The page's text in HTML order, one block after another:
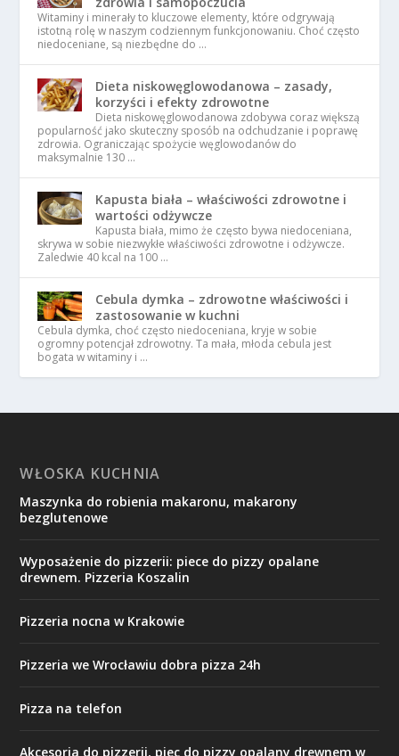
Witaminy i minerały to kluczowe elementy, które odgrywają
istotną rolę w naszym codziennym funkcjonowaniu. Choć często
niedoceniane, są niezbędne do …
Dieta niskowęglowodanowa – zasady,
korzyści i efekty zdrowotne
Dieta niskowęglowodanowa zdobywa coraz większą
popularność jako skuteczny sposób na odchudzanie i poprawę
zdrowia. Ograniczając spożycie węglowodanów do
maksymalnie 130 …
Kapusta biała – właściwości zdrowotne i
wartości odżywcze
Kapusta biała, mimo że często bywa niedoceniana,
skrywa w sobie niezwykłe właściwości zdrowotne i odżywcze.
Zaledwie 40 kcal na 100 …
Cebula dymka – zdrowotne właściwości i
zastosowanie w kuchni
Cebula dymka, choć często niedoceniana, kryje w sobie
ogromny potencjał zdrowotny. Ta mała, młoda cebula jest
bogata w witaminy i …
WŁOSKA KUCHNIA
Maszynka do robienia makaronu, makarony
bezglutenowe
Wyposażenie do pizzerii: piece do pizzy opalane
drewnem. Pizzeria Koszalin
Pizzeria nocna w Krakowie
Pizzeria we Wrocławiu dobra pizza 24h
Pizza na telefon
Akcesoria do pizzerii, piec do pizzy opalany drewnem w